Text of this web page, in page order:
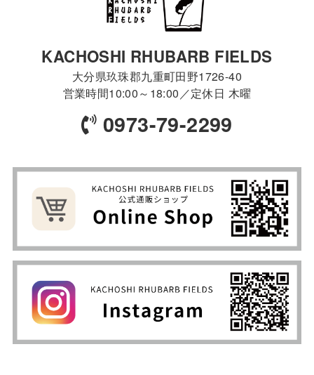
KACHOSHI RHUBARB FIELDS
大分県玖珠郡九重町田野1726-40
営業時間10:00～18:00／定休日 木曜
0973-79-2299